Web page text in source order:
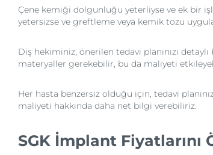
Çene kemiği dolgunluğu yeterliyse ve ek bir
yetersizse ve greftleme veya kemik tozu
Diş hekiminiz, önerilen tedavi planınızı
materyaller gerekebilir, bu da maliyeti
Her hasta benzersiz olduğu için, tedavi
maliyeti hakkında daha net bilgi verebiliriz.
SGK İmplant Fiyatlarını